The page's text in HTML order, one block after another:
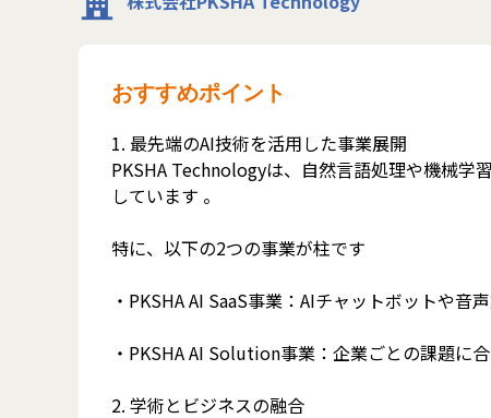
おすすめポイント
1. 最先端のAI技術を活用した事業展開
PKSHA Technologyは、自然言語処理や機械学
しています 。
特に、以下の2つの事業が柱です
・PKSHA AI SaaS事業：AIチャットボットや
・PKSHA AI Solution事業：企業ごとの課題に
2. 学術とビジネスの融合